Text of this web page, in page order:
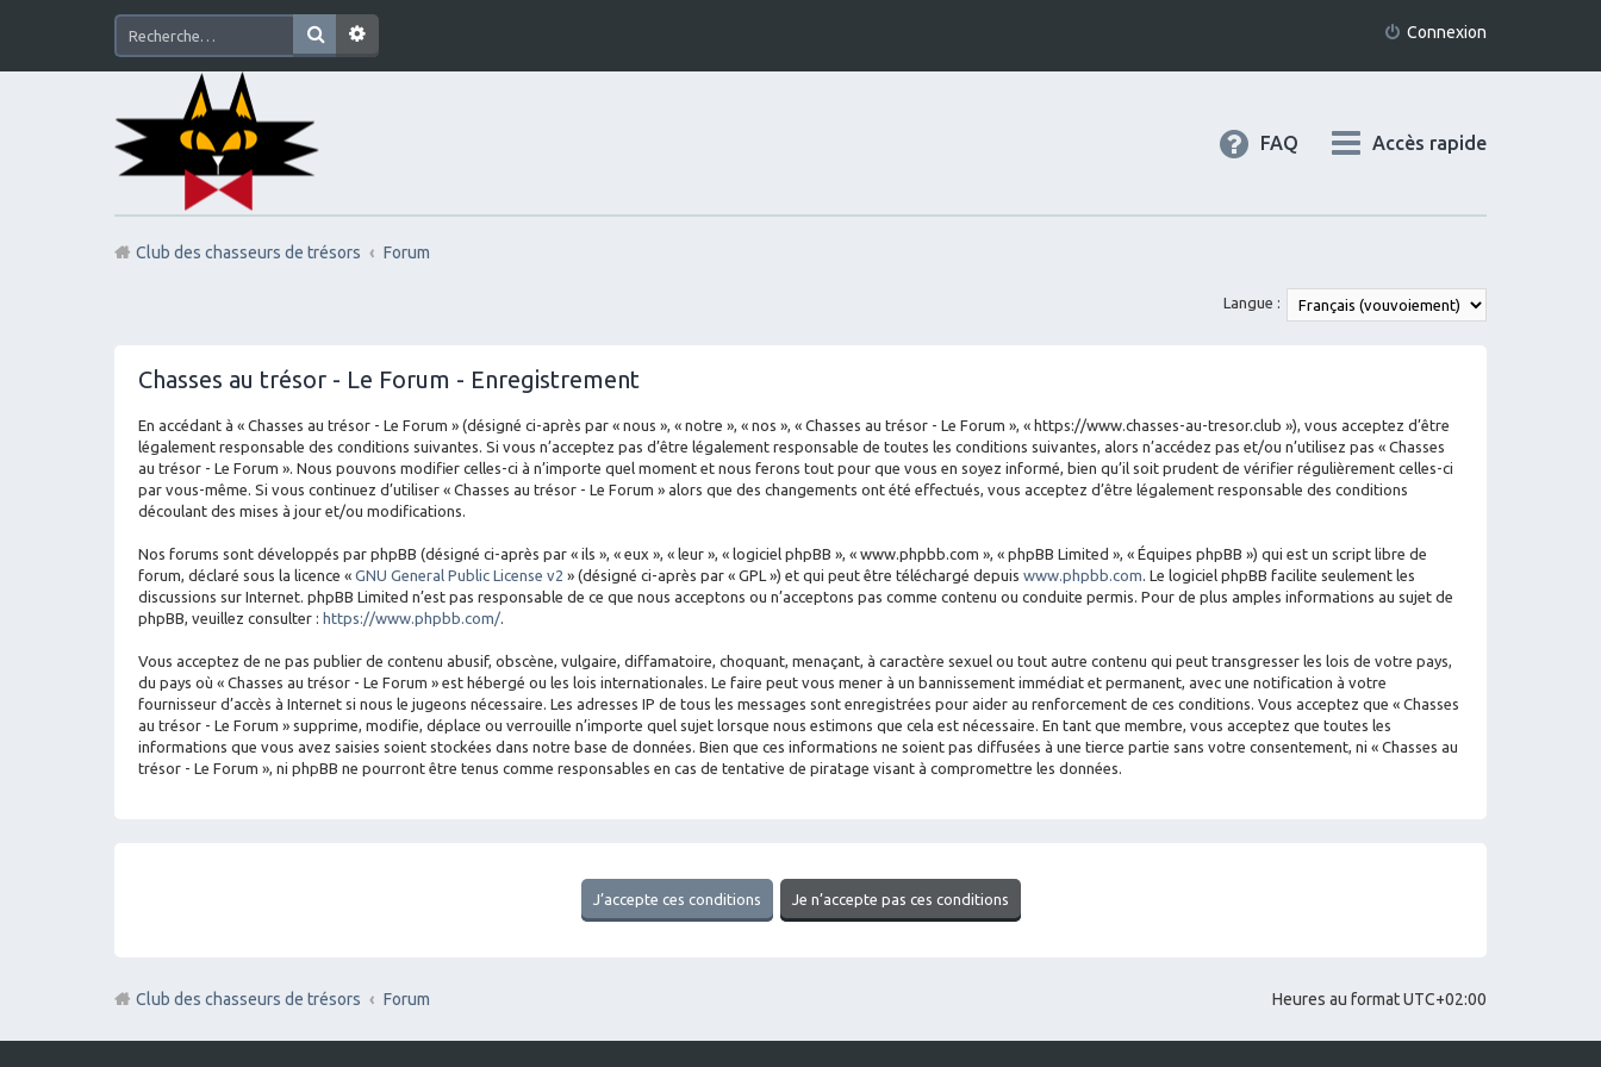
Connexion
Accès rapide
FAQ
Club des chasseurs de trésors Forum
Langue :
Chasses au trésor - Le Forum - Enregistrement
En accédant à « Chasses au trésor - Le Forum » (désigné ci-après par « nous », « notre », « nos », « Chasses au trésor - Le Forum », « https://www.chasses-au-tresor.club »), vous acceptez d’être
légalement responsable des conditions suivantes. Si vous n’acceptez pas d’être légalement responsable de toutes les conditions suivantes, alors n’accédez pas et/ou n’utilisez pas « Chasses
au trésor - Le Forum ». Nous pouvons modifier celles-ci à n’importe quel moment et nous ferons tout pour que vous en soyez informé, bien qu’il soit prudent de vérifier régulièrement celles-ci
par vous-même. Si vous continuez d’utiliser « Chasses au trésor - Le Forum » alors que des changements ont été effectués, vous acceptez d’être légalement responsable des conditions
découlant des mises à jour et/ou modifications.
Nos forums sont développés par phpBB (désigné ci-après par « ils », « eux », « leur », « logiciel phpBB », « www.phpbb.com », « phpBB Limited », « Équipes phpBB ») qui est un script libre de
forum, déclaré sous la licence « GNU General Public License v2 » (désigné ci-après par « GPL ») et qui peut être téléchargé depuis www.phpbb.com . Le logiciel phpBB facilite seulement les
discussions sur Internet. phpBB Limited n’est pas responsable de ce que nous acceptons ou n’acceptons pas comme contenu ou conduite permis. Pour de plus amples informations au sujet de
phpBB, veuillez consulter : https://www.phpbb.com/
Vous acceptez de ne pas publier de contenu abusif, obscène, vulgaire, diffamatoire, choquant, menaçant, à caractère sexuel ou tout autre contenu qui peut transgresser les lois de votre pays,
du pays où « Chasses au trésor - Le Forum » est hébergé ou les lois internationales. Le faire peut vous mener à un bannissement immédiat et permanent, avec une notification à votre
fournisseur d’accès à Internet si nous le jugeons nécessaire. Les adresses IP de tous les messages sont enregistrées pour aider au renforcement de ces conditions. Vous acceptez que « Chasses
au trésor - Le Forum » supprime, modifie, déplace ou verrouille n’importe quel sujet lorsque nous estimons que cela est nécessaire. En tant que membre, vous acceptez que toutes les
informations que vous avez saisies soient stockées dans notre base de données. Bien que ces informations ne soient pas diffusées à une tierce partie sans votre consentement, ni « Chasses au
trésor - Le Forum », ni phpBB ne pourront être tenus comme responsables en cas de tentative de piratage visant à compromettre les données.
Heures au formatUTC+02:00
Club des chasseurs de trésors Forum